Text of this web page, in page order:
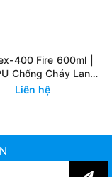
chóng khô và sẵn
và sử dụng.
400 Fire 600ml |
Chống Cháy Lan
Ngăn Cháy 4 Giờ
Liên hệ